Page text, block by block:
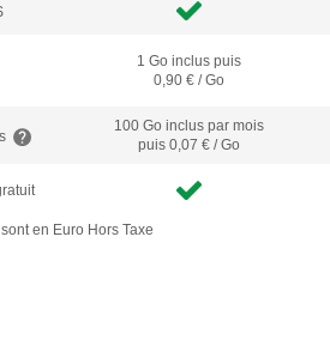
1 Go inclus puis
0,90 € / Go
100 Go incluspar mois
puis 0,07 € / Go
en Euro Hors Taxe